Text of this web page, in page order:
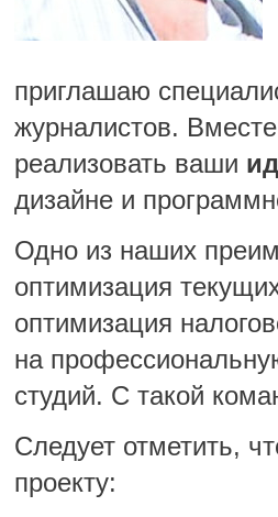
приглашаю
журналистов.
реализовать ваши
дизайне и
Одно из наших
оптимизация
оптимизация
на
студий. С такой
Следует отметить,
проекту: